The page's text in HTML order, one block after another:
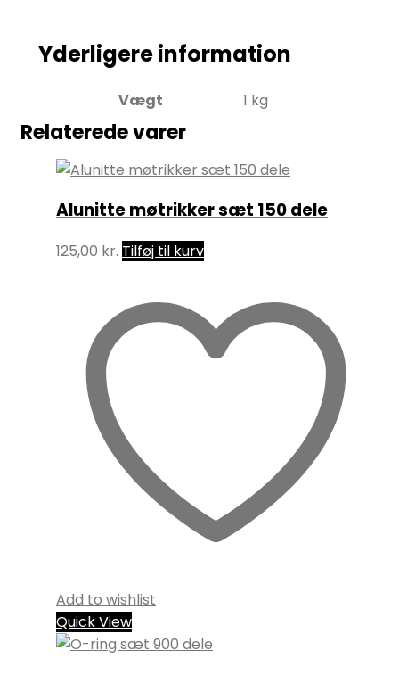
Yderligere information
Vægt 1 kg
Relaterede varer
Alunitte møtrikker sæt 150 dele
125,00 kr. Tilføj til kurv
Add to wishlist
Quick View